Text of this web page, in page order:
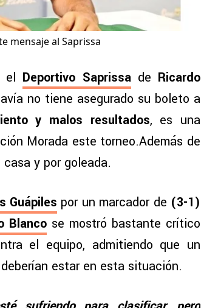
mensaje al Saprissa
el Deportivo Saprissade Ricardo
no tiene asegurado su boleto a
y malos resultados, es una
Morada este torneo.Además de
y por goleada.
Guápiles por un marcador de (3-1)
Blancose mostró bastante crítico
el equipo, admitiendo que un
estar en esta situación.